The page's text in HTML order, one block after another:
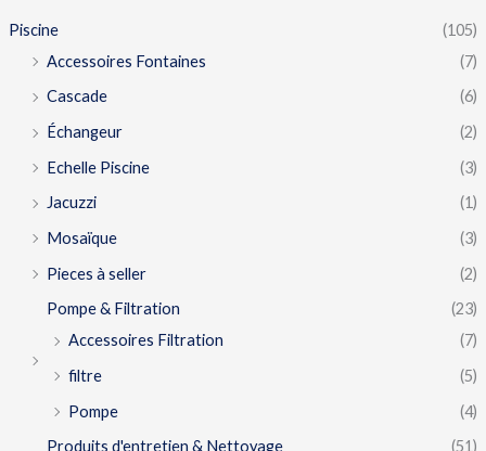
Piscine
(105)
Accessoires Fontaines
(7)
Cascade
(6)
Échangeur
(2)
Echelle Piscine
(3)
Jacuzzi
(1)
Mosaïque
(3)
Pieces à seller
(2)
Pompe & Filtration
(23)
Accessoires Filtration
(7)
filtre
(5)
Pompe
(4)
Produits d'entretien & Nettoyage
(51)